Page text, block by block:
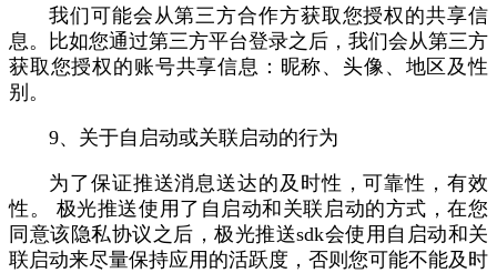
我们可能会从第三方合作方获取您授权的共享信
息。比如您通过第三方平台登录之后，我们会从第三方
获取您授权的账号共享信息：昵称、头像、地区及性
别。
9、关于自启动或关联启动的行为
为了保证推送消息送达的及时性，可靠性，有效
性。 极光推送使用了自启动和关联启动的方式，在您
同意该隐私协议之后，极光推送sdk会使用自启动和关
联启动来尽量保持应用的活跃度，否则您可能不能及时